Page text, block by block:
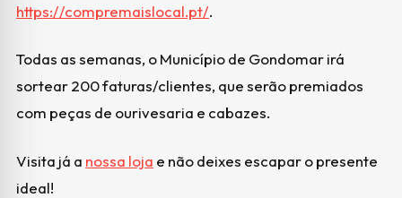
https://compremaislocal.pt/.
Todas as semanas, o Município de Gondomar irá
sortear 200 faturas/clientes, que serão premiados
com peças de ourivesaria e cabazes.
Visita já a nossa loja e não deixes escapar o presente
ideal!